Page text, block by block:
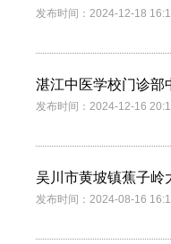
发布时间：2024-12-18
湛江中医学校门诊部
发布时间：2024-12-16
吴川市黄坡镇蕉子岭
发布时间：2024-08-16